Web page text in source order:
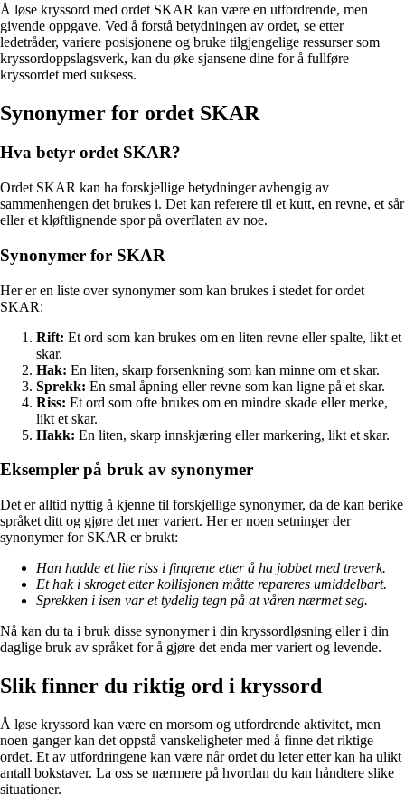
Å løse kryssord med ordet SKAR kan være en utfordrende, men
givende oppgave. Ved å forstå betydningen av ordet, se etter
ledetråder, variere posisjonene og bruke tilgjengelige ressurser som
kryssordoppslagsverk, kan du øke sjansene dine for å fullføre
kryssordet med suksess.
Synonymer for ordet SKAR
Hva betyr ordet SKAR?
Ordet SKAR kan ha forskjellige betydninger avhengig av
sammenhengen det brukes i. Det kan referere til et kutt, en revne, et sår
eller et kløftlignende spor på overflaten av noe.
Synonymer for SKAR
Her er en liste over synonymer som kan brukes i stedet for ordet
SKAR:
Rift: Et ord som kan brukes om en liten revne eller spalte, likt et
skar.
Hak: En liten, skarp forsenkning som kan minne om et skar.
Sprekk: En smal åpning eller revne som kan ligne på et skar.
Riss: Et ord som ofte brukes om en mindre skade eller merke,
likt et skar.
Hakk: En liten, skarp innskjæring eller markering, likt et skar.
Eksempler på bruk av synonymer
Det er alltid nyttig å kjenne til forskjellige synonymer, da de kan berike
språket ditt og gjøre det mer variert. Her er noen setninger der
synonymer for SKAR er brukt:
Han hadde et lite riss i fingrene etter å ha jobbet med treverk.
Et hak i skroget etter kollisjonen måtte repareres umiddelbart.
Sprekken i isen var et tydelig tegn på at våren nærmet seg.
Nå kan du ta i bruk disse synonymer i din kryssordløsning eller i din
daglige bruk av språket for å gjøre det enda mer variert og levende.
Slik finner du riktig ord i kryssord
Å løse kryssord kan være en morsom og utfordrende aktivitet, men
noen ganger kan det oppstå vanskeligheter med å finne det riktige
ordet. Et av utfordringene kan være når ordet du leter etter kan ha ulikt
antall bokstaver. La oss se nærmere på hvordan du kan håndtere slike
situationer.